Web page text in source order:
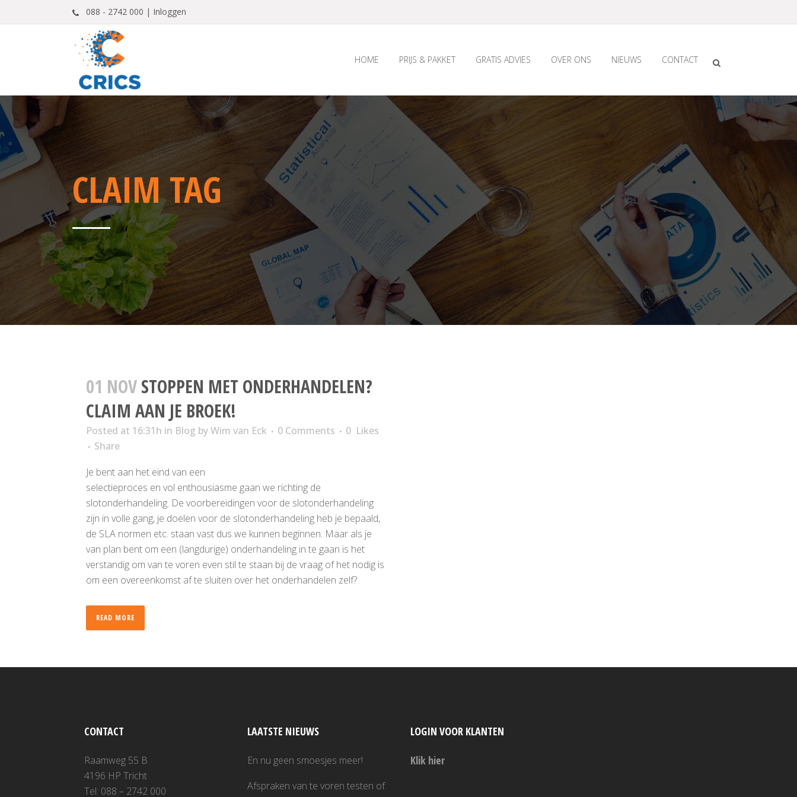
088 - 2742 000 | Inloggen
HOME PRIJS & PAKKET GRATIS ADVIES OVER ONS NIEUWS CONTACT
CLAIM TAG
01 NOVSTOPPEN MET ONDERHANDELEN?
CLAIM AAN JE BROEK!
Posted at 16:31h in Blog byWim van Eck 0 Comments 0 Likes
Share
Je bent aan het eind van een
selectieproces en vol enthousiasme gaan we richting de
slotonderhandeling. De voorbereidingen voor de slotonderhandeling
zijn in volle gang, je doelen voor de slotonderhandeling heb je bepaald,
de SLA normen etc. staan vast dus we kunnen beginnen. Maar als je
van plan bent om een (langdurige) onderhandeling in te gaan is het
verstandig om van te voren even stil te staan bij de vraag of het nodig is
om een overeenkomst af te sluiten over het onderhandelen zelf?
READ MORE
CONTACT
Raamweg 55 B
4196 HP Tricht
Tel: 088 – 2742 000
LAATSTE NIEUWS
En nu geen smoesjes meer!
Afspraken van te voren testen of
LOGIN VOOR KLANTEN
Klik hier